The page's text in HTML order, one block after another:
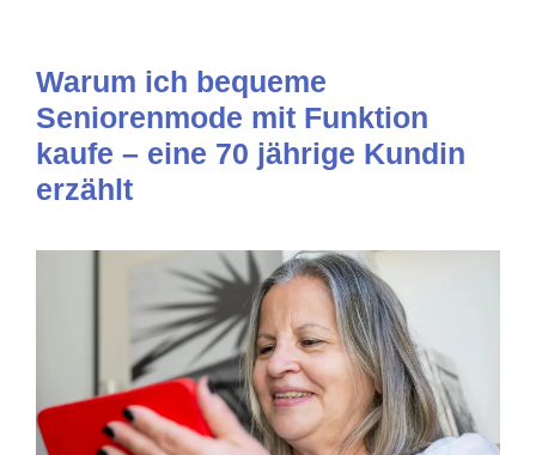
Warum ich bequeme
Seniorenmode mit Funktion
kaufe – eine 70 jährige Kundin
erzählt